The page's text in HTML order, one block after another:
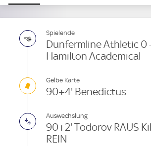
t
Spielende
Dunfermline Athletic 0
Hamilton Academical
Gelbe Karte
90+4' Benedictus
Auswechslung
90+2' Todorov RAUS
REIN